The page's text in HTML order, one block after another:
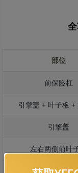
部位
前保险杠
引擎盖 + 叶子板 +
引擎盖
左右两侧前叶
反光镜